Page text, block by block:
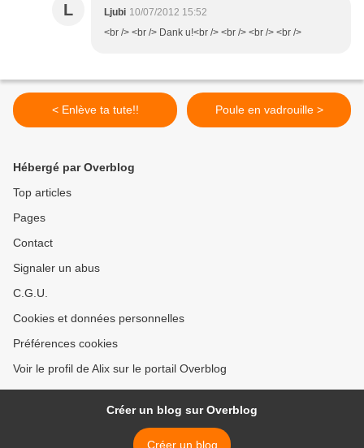
L Ljubi 10/07/2012 15:52
<br /> <br /> Dank u!<br /> <br /> <br /> <br />
< Enlève ta tute!! Poule en vadrouille >
Hébergé par Overblog
Top articles
Pages
Contact
Signaler un abus
C.G.U.
Cookies et données personnelles
Préférences cookies
Voir le profil de Alix sur le portail Overblog
Créer un blog sur Overblog
Créer un blog